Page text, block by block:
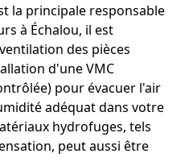
la principale responsable
à Échalou, il est
des pièces
d'une VMC
pour évacuer l'air
adéquat dans votre
hydrofuges, tels
peut aussi être